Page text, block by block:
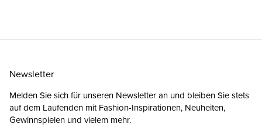
Newsletter
Melden Sie sich für unseren Newsletter an und bleiben Sie stets
auf dem Laufenden mit Fashion-Inspirationen, Neuheiten,
Gewinnspielen und vielem mehr.